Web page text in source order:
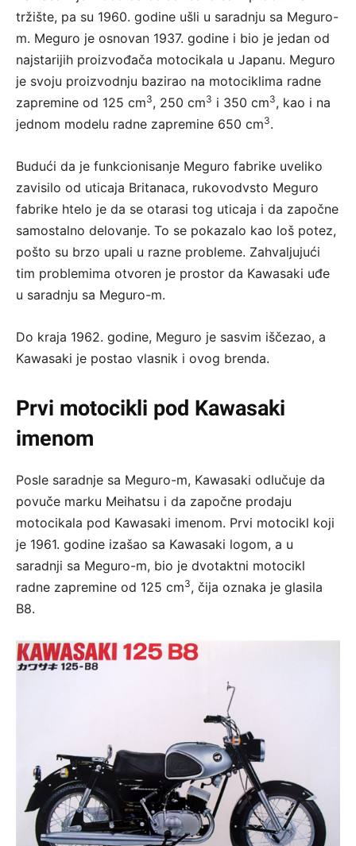
tržište, pa su 1960. godine ušli u saradnju sa Meguro-
m. Meguro je osnovan 1937. godine i bio je jedan od
najstarijih proizvođača motocikala u Japanu. Meguro
je svoju proizvodnju bazirao na motociklima radne
zapremine od 125 cm3, 250 cm3 i 350 cm3, kao i na
jednom modelu radne zapremine 650 cm3.
Budući da je funkcionisanje Meguro fabrike uveliko
zavisilo od uticaja Britanaca, rukovodvsto Meguro
fabrike htelo je da se otarasi tog uticaja i da započne
samostalno delovanje. To se pokazalo kao loš potez,
pošto su brzo upali u razne probleme. Zahvaljujući
tim problemima otvoren je prostor da Kawasaki uđe
u saradnju sa Meguro-m.
Do kraja 1962. godine, Meguro je sasvim iščezao, a
Kawasaki je postao vlasnik i ovog brenda.
Prvi motocikli pod Kawasaki
imenom
Posle saradnje sa Meguro-m, Kawasaki odlučuje da
povuče marku Meihatsu i da započne prodaju
motocikala pod Kawasaki imenom. Prvi motocikl koji
je 1961. godine izašao sa Kawasaki logom, a u
saradnji sa Meguro-m, bio je dvotaktni motocikl
radne zapremine od 125 cm3, čija oznaka je glasila
B8.